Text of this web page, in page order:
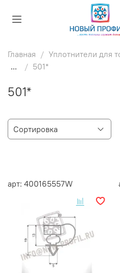
Главная
Уплотнители для
...
501*
501*
арт: 400165557W